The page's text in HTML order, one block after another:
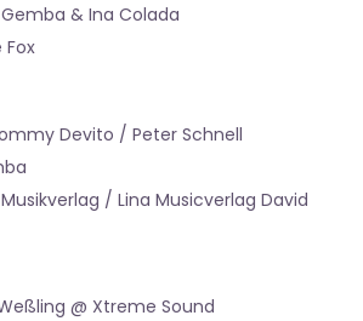
& Ina Colada
Devito / Peter Schnell
/ Lina Musicverlag David
@ Xtreme Sound